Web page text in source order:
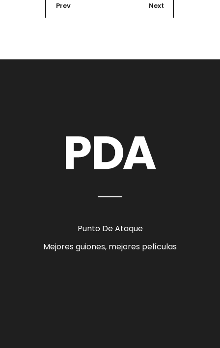
Prev Next
Punto De Ataque
Mejores guiones, mejores películas